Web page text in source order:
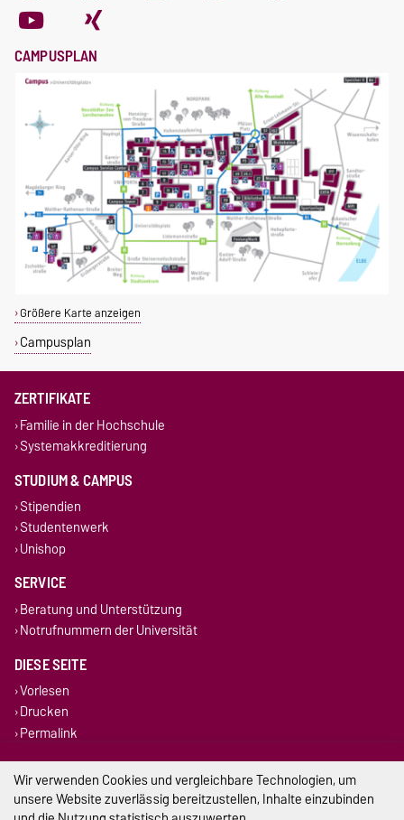
CAMPUSPLAN
Größere Karte anzeigen
Campusplan
ZERTIFIKATE
Familie in der Hochschule
Systemakkreditierung
STUDIUM & CAMPUS
Stipendien
Studentenwerk
Unishop
SERVICE
Beratung und Unterstützung
Notrufnummern der Universität
DIESE SEITE
Vorlesen
Drucken
Permalink
Impressum
Datenschutz
Wir verwenden Cookies und vergleichbare Technologien, um
unsere Website zuverlässig bereitzustellen, Inhalte einzubinden